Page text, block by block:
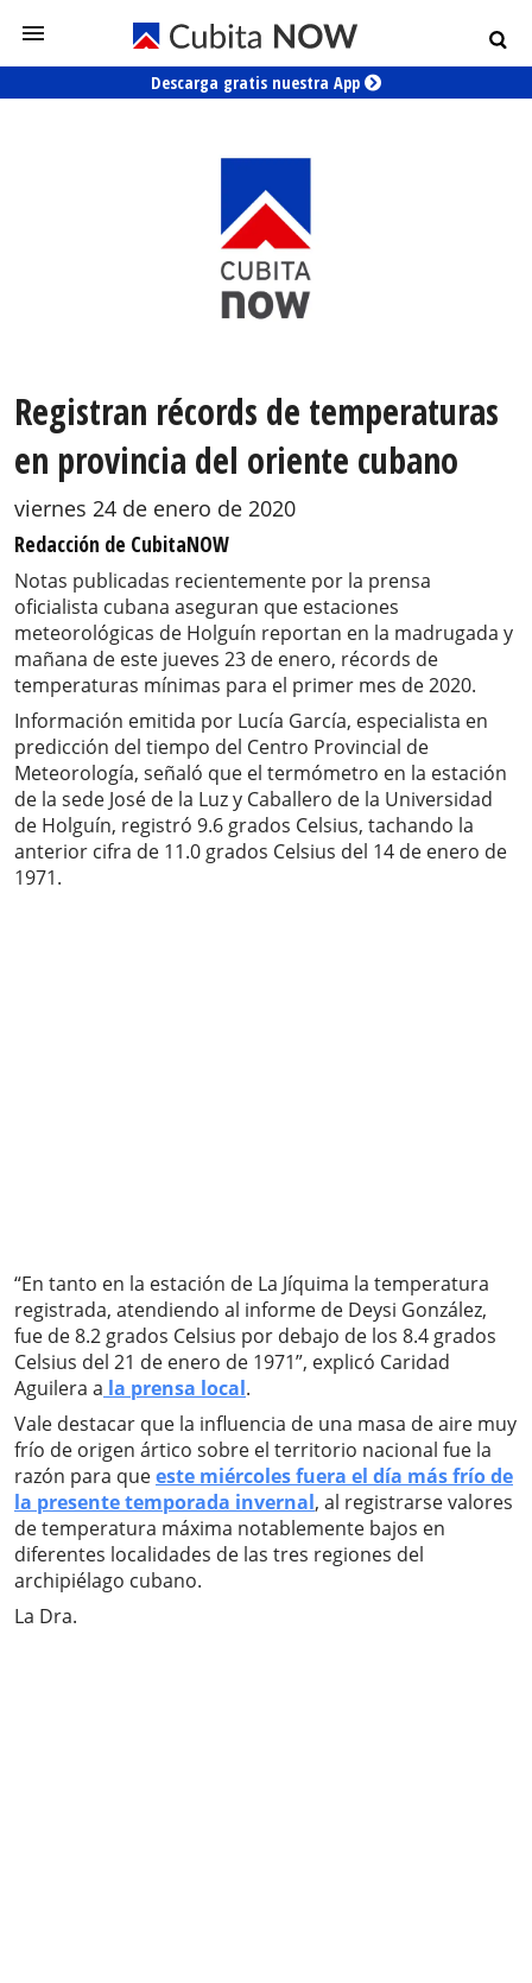
Descarga gratis nuestra App
Registran récords de temperaturas
en provincia del oriente cubano
viernes 24 de enero de 2020
Redacción de CubitaNOW
Notas publicadas recientemente por la prensa
oficialista cubana aseguran que estaciones
meteorológicas de Holguín reportan en la madrugada y
mañana de este jueves 23 de enero, récords de
temperaturas mínimas para el primer mes de 2020.
Información emitida por Lucía García, especialista en
predicción del tiempo del Centro Provincial de
Meteorología, señaló que el termómetro en la estación
de la sede José de la Luz y Caballero de la Universidad
de Holguín, registró 9.6 grados Celsius, tachando la
anterior cifra de 11.0 grados Celsius del 14 de enero de
1971.
“En tanto en la estación de La Jíquima la temperatura
registrada, atendiendo al informe de Deysi González,
fue de 8.2 grados Celsius por debajo de los 8.4 grados
Celsius del 21 de enero de 1971”, explicó Caridad
Aguilera a la prensa local.
Vale destacar que la influencia de una masa de aire muy
frío de origen ártico sobre el territorio nacional fue la
razón para queeste miércoles fuera el día más frío de
la presente temporada invernal, al registrarse valores
de temperatura máxima notablemente bajos en
diferentes localidades de las tres regiones del
archipiélago cubano.
La Dra.